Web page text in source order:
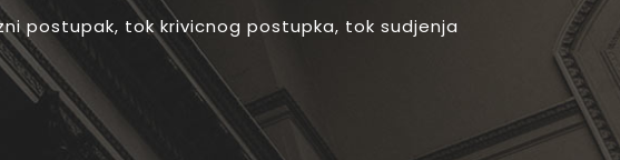
postupak, tok krivicnog postupka, tok sudjenja